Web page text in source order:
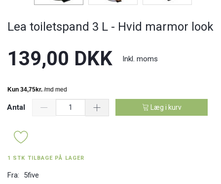
Lea toiletspand 3 L - Hvid marmor look
139,00 DKK Inkl. moms
Antal Læg i kurv
1 STK TILBAGE PÅ LAGER
Fra: 5five